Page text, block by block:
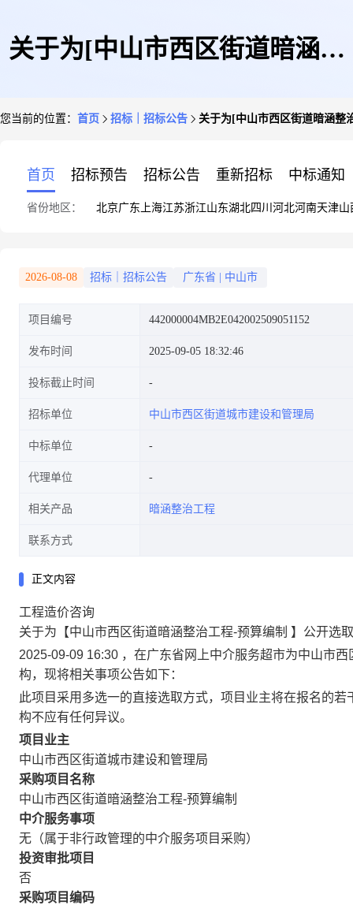
关于为[中山市西区街道暗涵整
您当前的位置： 首页 招标｜招标公告 关于为[中山市西区街道暗涵整
首页 招标预告 招标公告 重新招标 中标通知
省份地区： 北京广东 上海江苏浙江山东湖北四川 河北河南天津山
2026-08-08 招标｜招标公告 广东省 中山市
项目编号 442000004MB2E042002509051152
发布时间 2025-09-05 18:32:46
投标截止时间
招标单位 中山市西区街道城市建设和管理局
中标单位
代理单位
相关产品 暗涵整治工程
联系方式
正文内容
工程造价咨询
关于为【中山市西区街道暗涵整治工程-预算编制 】公开选
2025-09-09 16:30 ，在广东省网上中介服务超市为中山市
构，现将相关事项公告如下：
此项目采用多选一的直接选取方式，项目业主将在报名的
构不应有任何异议。
项目业主
中山市西区街道城市建设和管理局
采购项目名称
中山市西区街道暗涵整治工程-预算编制
中介服务事项
无（属于非行政管理的中介服务项目采购）
投资审批项目
否
采购项目编码